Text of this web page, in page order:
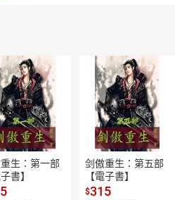
生：第一部
書】
剑傲重生：第五部
【電子書】
$315